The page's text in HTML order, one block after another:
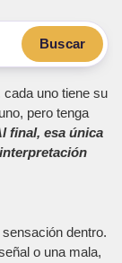
Buscar
cada uno tiene su
pero tenga
final, esa única
dentro.
o una mala,